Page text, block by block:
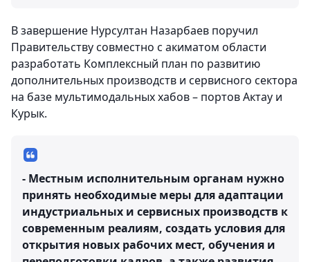
В завершение Нурсултан Назарбаев поручил
Правительству совместно с акиматом области
разработать Комплексный план по развитию
дополнительных производств и сервисного сектора
на базе мультимодальных хабов – портов Актау и
Курык.
- Местным исполнительным органам нужно
принять необходимые меры для адаптации
индустриальных и сервисных производств к
современным реалиям, создать условия для
открытия новых рабочих мест, обучения и